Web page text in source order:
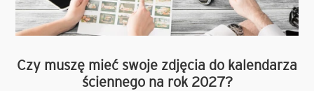
Czy muszę mieć swoje zdjęcia do kalendarza
ściennego na rok 2027?